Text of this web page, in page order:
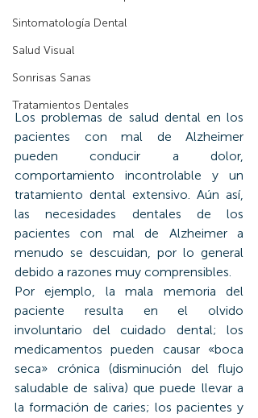
Sintomatología Dental
Salud Visual
Sonrisas Sanas
Tratamientos Dentales
Los problemas de salud dental en los
pacientes con mal de Alzheimer
pueden conducir a dolor,
comportamiento incontrolable y un
tratamiento dental extensivo. Aún así,
las necesidades dentales de los
pacientes con mal de Alzheimer a
menudo se descuidan, por lo general
debido a razones muy comprensibles.
Por ejemplo, la mala memoria del
paciente resulta en el olvido
involuntario del cuidado dental; los
medicamentos pueden causar «boca
seca» crónica (disminución del flujo
saludable de saliva) que puede llevar a
la formación de caries; los pacientes y